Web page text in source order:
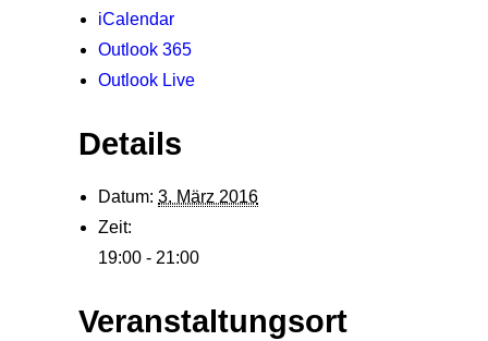
iCalendar
Outlook 365
Outlook Live
Details
Datum: 3. März 2016
Zeit:
19:00 - 21:00
Veranstaltungsort